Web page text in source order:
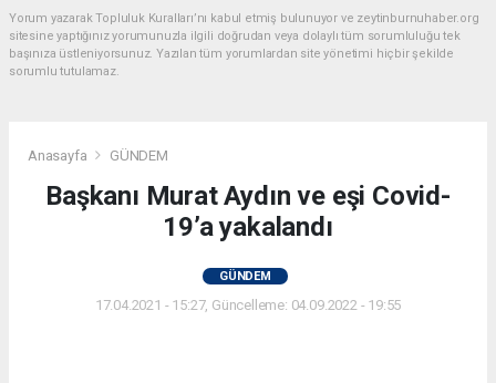
Yorum yazarak Topluluk Kuralları’nı kabul etmiş bulunuyor ve zeytinburnuhaber.org
sitesine yaptığınız yorumunuzla ilgili doğrudan veya dolaylı tüm sorumluluğu tek
başınıza üstleniyorsunuz. Yazılan tüm yorumlardan site yönetimi hiçbir şekilde
sorumlu tutulamaz.
Anasayfa GÜNDEM
Başkanı Murat Aydın ve eşi Covid-
19’a yakalandı
GÜNDEM
17.04.2021 - 15:27, Güncelleme: 04.09.2022 - 19:55